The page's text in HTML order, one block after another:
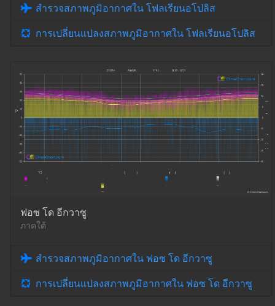
สำรวจสภาพภูมิอากาศใน โฟลเรียนอโปลิส
การเปลี่ยนแปลงสภาพภูมิอากาศใน โฟลเรียนอโปลิส
ฟอซ โด อีกวาซู
ภาคใต้
สำรวจสภาพภูมิอากาศใน ฟอซ โด อีกวาซู
การเปลี่ยนแปลงสภาพภูมิอากาศใน ฟอซ โด อีกวาซู